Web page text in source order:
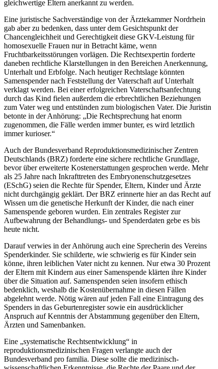
gleichwertige Eltern anerkannt zu werden.
Eine juristische Sachverständige von der Ärztekammer Nordrhein
gab aber zu bedenken, dass unter dem Gesichtspunkt der
Chancengleichheit und Gerechtigkeit diese GKV-Leistung für
homosexuelle Frauen nur in Betracht käme, wenn
Fruchtbarkeitsstörungen vorlägen. Die Rechtsexpertin forderte
daneben rechtliche Klarstellungen in den Bereichen Anerkennung,
Unterhalt und Erbfolge. Nach heutiger Rechtslage könnten
Samenspender nach Feststellung der Vaterschaft auf Unterhalt
verklagt werden. Bei einer erfolgreichen Vaterschaftsanfechtung
durch das Kind fielen außerdem die erbrechtlichen Beziehungen
zum Vater weg und entstünden zum biologischen Vater. Die Juristin
betonte in der Anhörung: „Die Rechtsprechung hat enorm
zugenommen, die Fälle werden immer bunter, es wird letztlich
immer kurioser.“
Auch der Bundesverband Reproduktionsmedizinischer Zentren
Deutschlands (BRZ) forderte eine sichere rechtliche Grundlage,
bevor über erweiterte Kostenerstattungen gesprochen werde. Mehr
als 25 Jahre nach Inkrafttreten des Embryonenschutzgesetzes
(ESchG) seien die Rechte für Spender, Eltern, Kinder und Ärzte
nicht durchgängig geklärt. Der BRZ erinnerte hier an das Recht auf
Wissen um die genetische Herkunft der Kinder, die nach einer
Samenspende geboren wurden. Ein zentrales Register zur
Aufbewahrung der Behandlungs- und Spenderdaten gebe es bis
heute nicht.
Darauf verwies in der Anhörung auch eine Sprecherin des Vereins
Spenderkinder. Sie schilderte, wie schwierig es für Kinder sein
könne, ihren leiblichen Vater nicht zu kennen. Nur etwa 30 Prozent
der Eltern mit Kindern aus einer Samenspende klärten ihre Kinder
über die Situation auf. Samenspenden seien insofern ethisch
bedenklich, weshalb die Kostenübernahme in diesen Fällen
abgelehnt werde. Nötig wären auf jeden Fall eine Eintragung des
Spenders in das Geburtenregister sowie ein ausdrücklicher
Anspruch auf Kenntnis der Abstammung gegenüber den Eltern,
Ärzten und Samenbanken.
Eine „systematische Rechtsentwicklung“ in
reproduktionsmedizinischen Fragen verlangte auch der
Bundesverband pro familia. Diese sollte die medizinisch-